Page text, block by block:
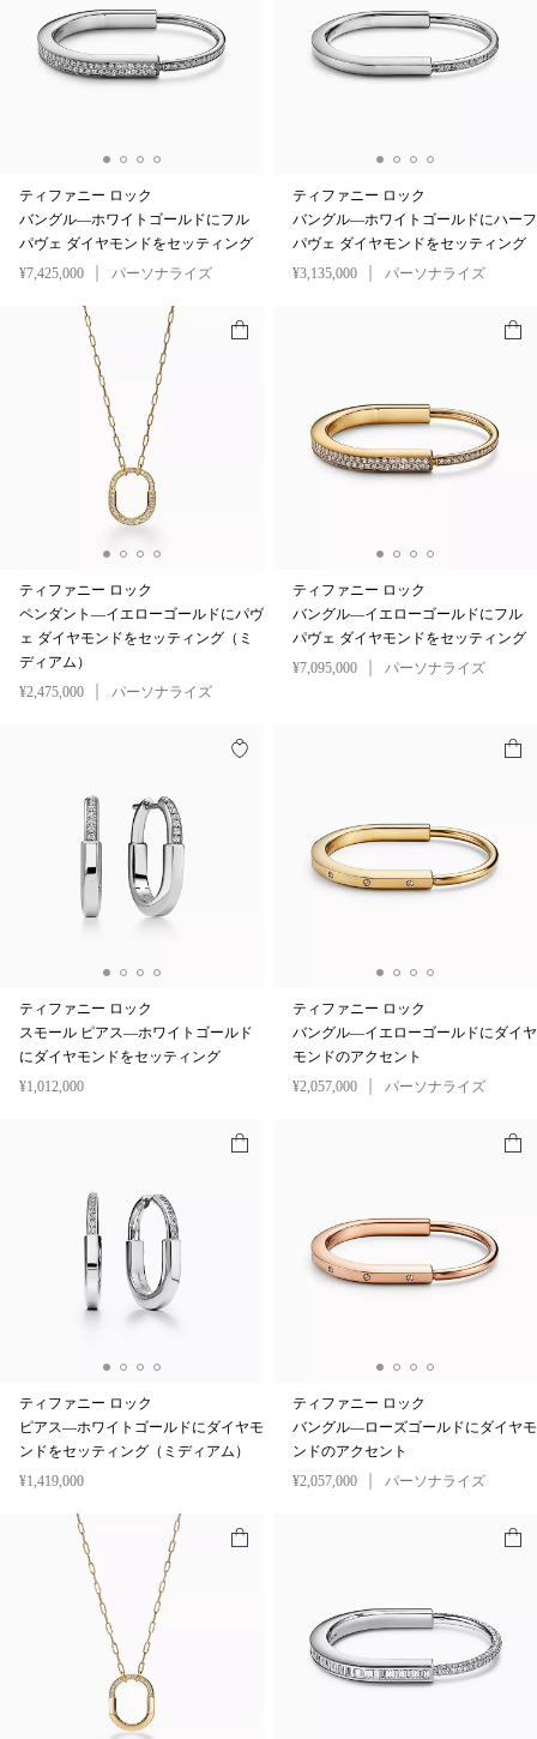
ティファニー ロック
バングル—ホワイトゴールドにフル
パヴェ ダイヤモンドをセッティング
¥7,425,000
パーソナライズ
ティファニー ロック
バングル—ホワイトゴールドにハーフ
パヴェ ダイヤモンドをセッティング
¥3,135,000
パーソナライズ
ティファニー ロック
ペンダント—イエローゴールドにパヴ
ェ ダイヤモンドをセッティング（ミ
ディアム）
¥2,475,000
パーソナライズ
ティファニー ロック
バングル—イエローゴールドにフル
パヴェ ダイヤモンドをセッティング
¥7,095,000
パーソナライズ
ティファニー ロック
スモール ピアス—ホワイトゴールド
にダイヤモンドをセッティング
¥1,012,000
ティファニー ロック
バングル—イエローゴールドにダイヤ
モンドのアクセント
¥2,057,000
パーソナライズ
ティファニー ロック
ピアス—ホワイトゴールドにダイヤモ
ンドをセッティング（ミディアム）
¥1,419,000
ティファニー ロック
バングル—ローズゴールドにダイヤモ
ンドのアクセント
¥2,057,000
パーソナライズ